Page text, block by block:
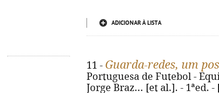
ADICIONAR À LISTA
11 - Guarda-redes, um
Portuguesa de Futebol -
Jorge Braz... [et al.]. - 1ªed.